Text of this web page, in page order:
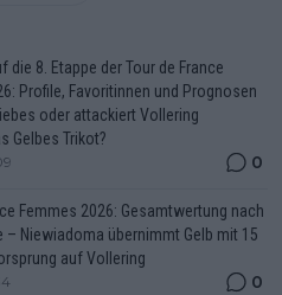
die 8. Etappe der Tour de France
Profile, Favoritinnen und Prognosen
oder attackiert Vollering
Gelbes Trikot?
0
Femmes 2026: Gesamtwertung nach
– Niewiadoma übernimmt Gelb mit 15
auf Vollering
0